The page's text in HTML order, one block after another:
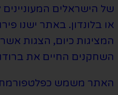
של הישראלים המעוניינים
או בלונדון. באתר ישנו
המציגות כיום, הצגות
השחקנים החיים את
האתר משמש כפלטפורמת